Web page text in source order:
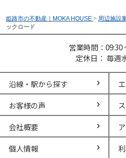
姫路市の不動産｜MOKA HOUSE > 周辺施設
ックロード
営業時間：09:30
定休日： 毎週
沿線・駅から探す
お客様の声
会社概要
個人情報